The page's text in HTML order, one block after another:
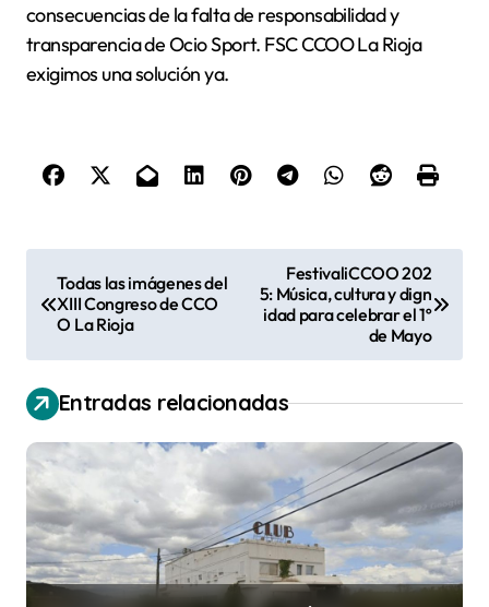
consecuencias de la falta de responsabilidad y
transparencia de Ocio Sport. FSC CCOO La Rioja
exigimos una solución ya.
a
g
a
c
i
ó
n
Todas las imágenes del
XIII Congreso de CCO
O La Rioja
FestivaliCCOO 202
5: Música, cultura y dign
idad para celebrar el 1º
de Mayo
Entradas relacionadas